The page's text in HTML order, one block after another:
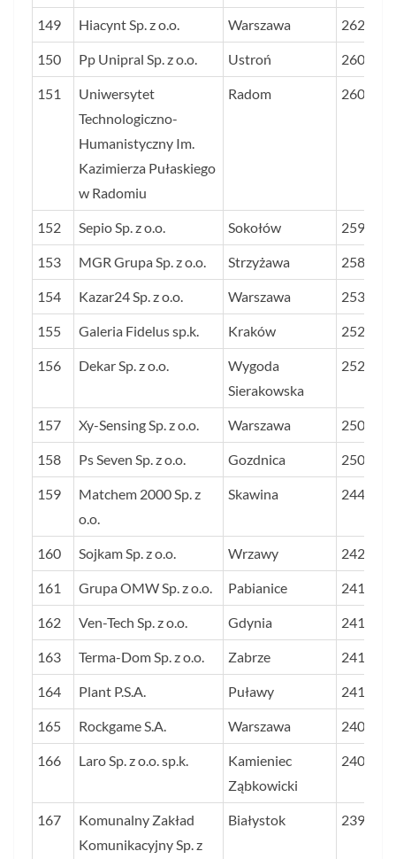
149 Hiacynt Sp. z o.o. Warszawa 2620
150 Pp Unipral Sp. z o.o. Ustroń 2607
151
Uniwersytet
Technologiczno-
Humanistyczny Im.
Kazimierza Pułaskiego
w Radomiu
Radom 2602
152 Sepio Sp. z o.o. Sokołów 2592
153 MGR Grupa Sp. z o.o. Strzyżawa 2582
154 Kazar24 Sp. z o.o. Warszawa 2532
155 Galeria Fidelus sp.k. Kraków 2522
156 Dekar Sp. z o.o.
Wygoda
Sierakowska
2521
157 Xy-Sensing Sp. z o.o. Warszawa 2504
158 Ps Seven Sp. z o.o. Gozdnica 2502
159
Matchem 2000 Sp. z
o.o.
Skawina 2445
160 Sojkam Sp. z o.o. Wrzawy 2423
161 Grupa OMW Sp. z o.o. Pabianice 2419
162 Ven-Tech Sp. z o.o. Gdynia 2419
163 Terma-Dom Sp. z o.o. Zabrze 2417
164 Plant P.S.A. Puławy 2411
165 Rockgame S.A. Warszawa 2404
166 Laro Sp. z o.o. sp.k.
Kamieniec
Ząbkowicki
2401
167
Komunalny Zakład
Komunikacyjny Sp. z
Białystok 2396